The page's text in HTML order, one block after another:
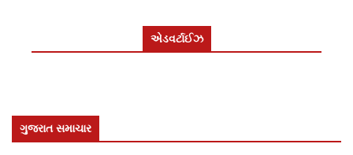
એડવર્ટાઈઝ
ગુજરાત સમાચાર